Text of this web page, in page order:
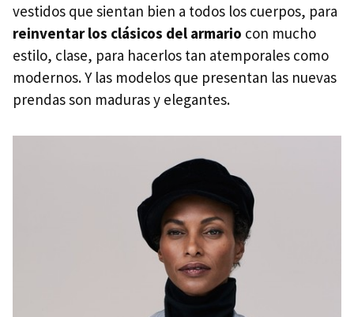
vestidos que sientan bien a todos los cuerpos, para
reinventar los clásicos del armario con mucho
estilo, clase, para hacerlos tan atemporales como
modernos. Y las modelos que presentan las nuevas
prendas son maduras y elegantes.